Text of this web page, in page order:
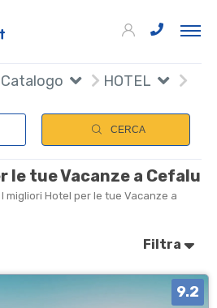
HOTEL
CERCA
le tue Vacanze a Cefalu
migliori Hotel per le tue Vacanze a
Filtra
9.2